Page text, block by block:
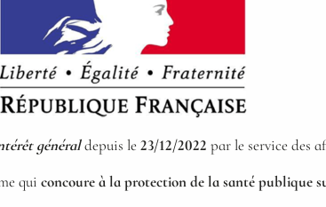
généraldepuis le 23/12/2022 par le service des
qui concoure à la protection de la santé publique